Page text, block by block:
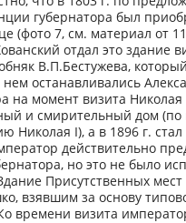
губернатора был
(фото 7, см. материал от
отдал это здание
В.П.Бестужева,
нем останавливались
на момент визита
и смирительный дом
Николая I), а в 1896 г.
действительно
но это не было
Присутственных
взявшим за основу
времени визита